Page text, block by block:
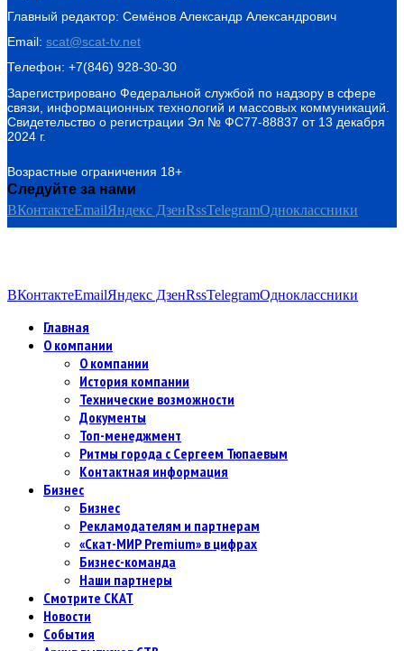
Главный редактор: Семёнов Александр Александрович
Email: scat@scat-tv.net
Телефон: +7(846) 928-30-30
Зарегистрировано Федеральной службой по надзору в сфере
связи, информационных технологий и массовых коммуникаций.
Свидетельство о регистрации Эл № ФС77-88837 от 13 декабря
2024 г.
Возрастные ограничения 18+
Следуйте за нами
ВКонтактеEmailЯндекс ДзенRssTelegramОдноклассники
ВКонтактеEmailЯндекс ДзенRssTelegramОдноклассники
Главная
О компании
О компании
История компании
Технические возможности
Документы
Топ-менеджмент
Ритмы города с Сергеем Тюпаевым
Контактная информация
Бизнес
Бизнес
Рекламодателям и партнерам
«Скат-МИР Premium» в цифрах
Бизнес-команда
Наши партнеры
Смотрите СКАТ
Новости
События